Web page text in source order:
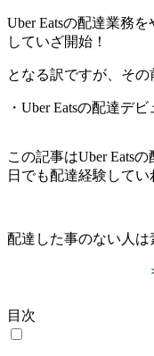
Uber Eatsの配達業務
していざ開始！
となる訳ですが、その
・Uber Eatsの配達デ
この記事はUber Eatsの
日でも配達経験して
配達した事のない人は
目次